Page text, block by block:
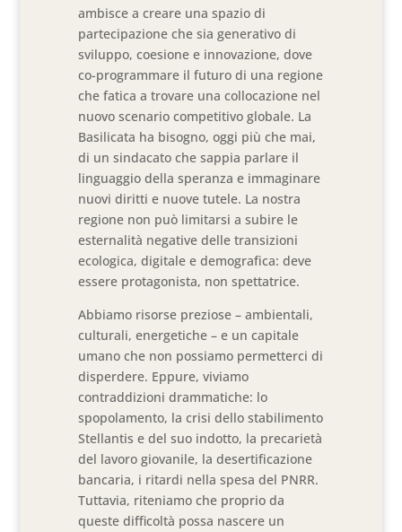
ambisce a creare una spazio di
partecipazione che sia generativo di
sviluppo, coesione e innovazione, dove
co-programmare il futuro di una regione
che fatica a trovare una collocazione nel
nuovo scenario competitivo globale. La
Basilicata ha bisogno, oggi più che mai,
di un sindacato che sappia parlare il
linguaggio della speranza e immaginare
nuovi diritti e nuove tutele. La nostra
regione non può limitarsi a subire le
esternalità negative delle transizioni
ecologica, digitale e demografica: deve
essere protagonista, non spettatrice.
Abbiamo risorse preziose – ambientali,
culturali, energetiche – e un capitale
umano che non possiamo permetterci di
disperdere. Eppure, viviamo
contraddizioni drammatiche: lo
spopolamento, la crisi dello stabilimento
Stellantis e del suo indotto, la precarietà
del lavoro giovanile, la desertificazione
bancaria, i ritardi nella spesa del PNRR.
Tuttavia, riteniamo che proprio da
queste difficoltà possa nascere un